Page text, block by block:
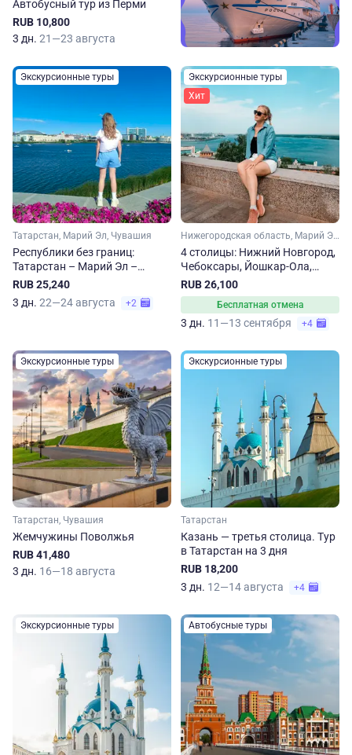
Автобусный тур из Перми
RUB 10,800
3 дн. 21—23 августа
Экскурсионные туры
Татарстан, Марий Эл, Чувашия
Республики без границ:
Татарстан – Марий Эл –
Чувашия
RUB 25,240
3 дн. 22—24 августа +2
Экскурсионные туры
Хит
Нижегородская область, Марий Эл, Татарстан, Чувашия
4 столицы: Нижний Новгород,
Чебоксары, Йошкар-Ола,
Казань
RUB 26,100
Бесплатная отмена
3 дн. 11—13 сентября +4
Экскурсионные туры
Татарстан, Чувашия
Жемчужины Поволжья
RUB 41,480
3 дн. 16—18 августа
Экскурсионные туры
Татарстан
Казань — третья столица. Тур
в Татарстан на 3 дня
RUB 18,200
3 дн. 12—14 августа +4
Экскурсионные туры Автобусные туры